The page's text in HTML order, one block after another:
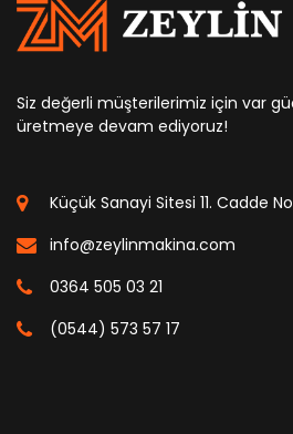
Siz değerli müşterilerimiz için var
üretmeye devam ediyoruz!
Küçük Sanayi Sitesi 11. Cadde
info@zeylinmakina.com
0364 505 03 21
(0544) 573 57 17